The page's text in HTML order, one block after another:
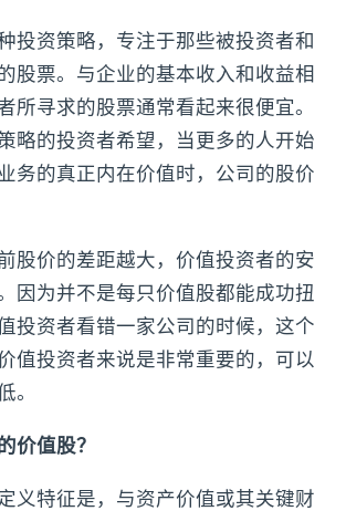
投资策略，专注于那些被投资者和
股票。与企业的基本收入和收益相
所寻求的股票通常看起来很便宜。
略的投资者希望，当更多的人开始
务的真正内在价值时，公司的股价
股价的差距越大，价值投资者的安
因为并不是每只价值股都能成功扭
投资者看错一家公司的时候，这个
值投资者来说是非常重要的，可以
。
价值股？
义特征是，与资产价值或其关键财